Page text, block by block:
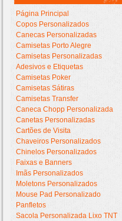
Página Principal
Copos Personalizados
Canecas Personalizadas
Camisetas Porto Alegre
Camisetas Personalizadas
Adesivos e Etiquetas
Camisetas Poker
Camisetas Sátiras
Camisetas Transfer
Caneca Chopp Personalizada
Canetas Personalizadas
Cartões de Visita
Chaveiros Personalizados
Chinelos Personalizados
Faixas e Banners
Imãs Personalizados
Moletons Personalizados
Mouse Pad Personalizado
Panfletos
Sacola Personalizada Lixo TNT